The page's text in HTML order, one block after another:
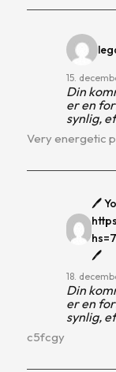
15.
Din
er en
synlig,
Very energetic
🖊
🖊
18.
Din
er en
synlig,
c5fcgy